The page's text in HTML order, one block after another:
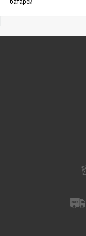
батареи